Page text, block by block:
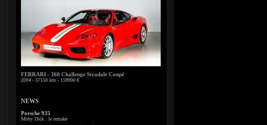
FERRARI - 360 Challenge Stradale Coupé
2004 - 57150 km - 159900 €
NEWS
Porsche 935
Moby Dick : le remake